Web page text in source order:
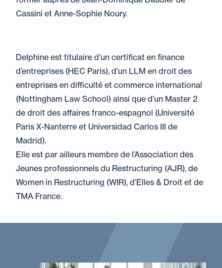
Cassini et Anne-Sophie Noury.
Delphine est titulaire d’un certificat en finance
d’entreprises (HEC Paris), d’un LLM en droit des
entreprises en difficulté et commerce international
(Nottingham Law School) ainsi que d’un Master 2
de droit des affaires franco-espagnol (Université
Paris X-Nanterre et Universidad Carlos III de
Madrid).
Elle est par ailleurs membre de l’Association des
Jeunes professionnels du Restructuring (AJR), de
Women in Restructuring (WIR), d’Elles & Droit et de
TMA France.